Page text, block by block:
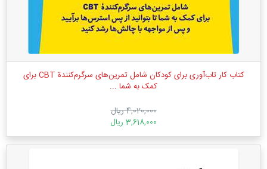
کتاب کار تاب‌آوری برای کودکان شامل تمرین‌های سرگرم‌کنندة CBT برای
کمک به شما ...
4,020,000 ریال
3,618,000 ریال